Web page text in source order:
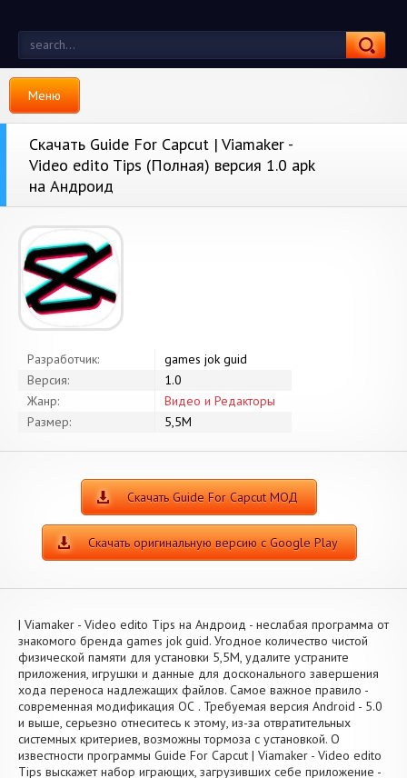
Меню
Скачать Guide For Capcut | Viamaker -
Video edito Tips (Полная) версия 1.0 apk
на Андроид
Разработчик:
games jok guid
Версия:
1.0
Жанр:
Видео и Редакторы
Размер:
5,5M
Скачать Guide For Capcut МОД
Скачать оригинальную версию с Google Play
| Viamaker - Video edito Tips на Андроид - неслабая программа от
знакомого бренда games jok guid. Угодное количество чистой
физической памяти для установки 5,5M, удалите устраните
приложения, игрушки и данные для досконального завершения
хода переноса надлежащих файлов. Самое важное правило -
современная модификация ОС . Требуемая версия Android - 5.0
и выше, серьезно отнеситесь к этому, из-за отвратительных
системных критериев, возможны тормоза с установкой. О
известности программы Guide For Capcut | Viamaker - Video edito
Tips выскажет набор играющих, загрузивших себе приложение -